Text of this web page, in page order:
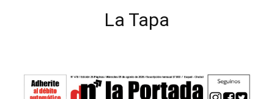
La Tapa